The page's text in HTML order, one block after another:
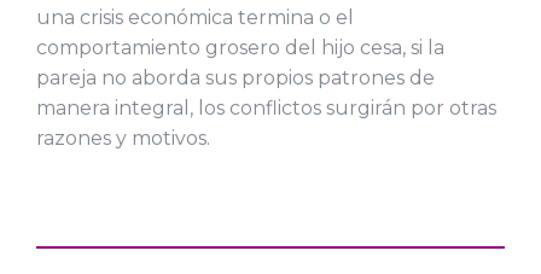
una crisis económica termina o el
comportamiento grosero del hijo cesa, si la
pareja no aborda sus propios patrones de
manera integral, los conflictos surgirán por otras
razones y motivos.